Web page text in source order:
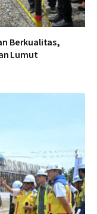
Berkualitas,
Lumut